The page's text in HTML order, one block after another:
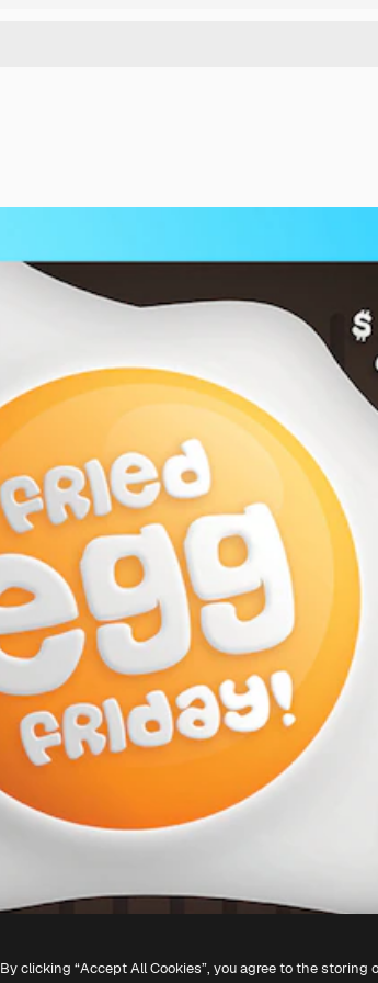
By clicking “Accept All Cookies”, you agree to the